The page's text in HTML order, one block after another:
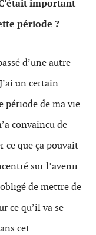
important
période ?
d’une autre
un certain
période de ma vie
convaincu de
ce que ça pouvait
sur l’avenir
de mettre de
ce qu’il va se
cet